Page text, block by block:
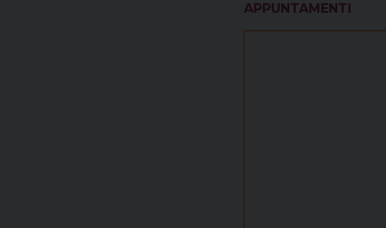
APPUNTAMENTI